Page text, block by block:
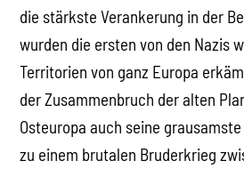
die stärkste Verankerung in der
wurden die ersten von den Nazis
Territorien von ganz Europa
der Zusammenbruch der alten
Osteuropa auch seine
zu einem brutalen Bruderkrieg